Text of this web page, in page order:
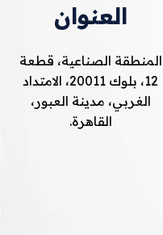
العنوان
المنطقة الصناعية، قطعة
12، بلوك 20011، الامتداد
الغربي، مدينة العبور،
القاهرة.